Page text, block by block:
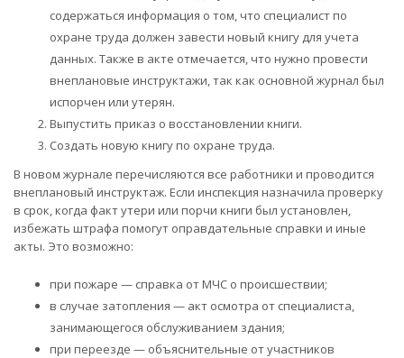
содержаться информация о том, что специалист по
охране труда должен завести новый книгу для учета
данных. Также в акте отмечается, что нужно провести
внеплановые инструктажи, так как основной журнал был
испорчен или утерян.
Выпустить приказ о восстановлении книги.
Создать новую книгу по охране труда.
В новом журнале перечисляются все работники и проводится
внеплановый инструктаж. Если инспекция назначила проверку
в срок, когда факт утери или порчи книги был установлен,
избежать штрафа помогут оправдательные справки и иные
акты. Это возможно:
при пожаре — справка от МЧС о происшествии;
в случае затопления — акт осмотра от специалиста,
занимающегося обслуживанием здания;
при переезде — объяснительные от участников